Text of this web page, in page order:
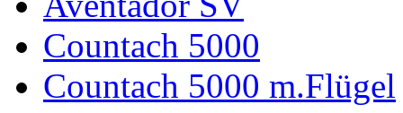
Countach 5000
Countach 5000 m.Flügel